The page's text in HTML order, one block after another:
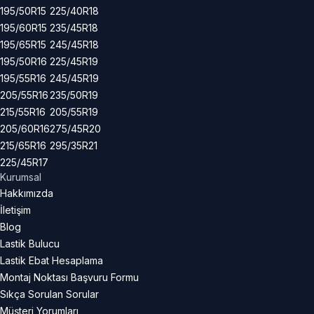
195/50R15
195/60R15
195/65R15
195/50R16
195/55R16
205/55R16
215/55R16
205/60R16
215/65R16
225/45R17
225/40R18
235/45R18
245/45R18
225/45R19
245/45R19
235/50R19
205/55R19
275/45R20
295/35R21
Kurumsal
Hakkımızda
İletişim
Blog
Lastik Bulucu
Lastik Ebat Hesaplama
Montaj Noktası Başvuru Formu
Sıkça Sorulan Sorular
Müşteri Yorumları